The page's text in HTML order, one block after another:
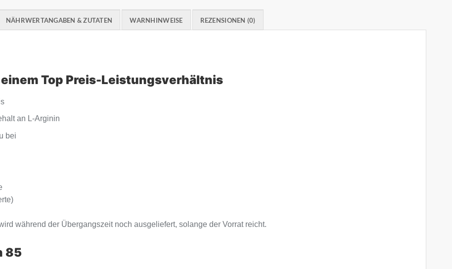
NÄHRWERTANGABEN & ZUTATEN WARNHINWEISE REZENSIONEN (0)
Top Preis-Leistungsverhältnis
an L-Arginin
bei
während der Übergangszeit noch ausgeliefert, solange der Vorrat reicht.
85